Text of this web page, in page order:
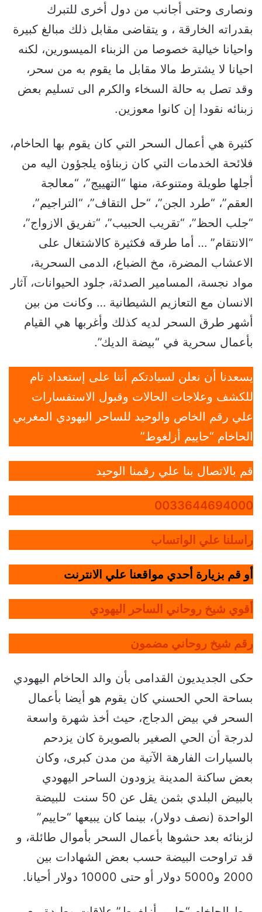
ونصارى وحتى أجانب من دول أخرى للتبرك
بقدراته الخارقة ، و يتقاضى مقابل ذلك مبالغ كبيرة
واحيانا خيالية خصوصا من الزبناء الميسورين، لكنه
احيانا لا يشترط مالا مقابل ما يقوم به من سحر،
وقد تصل به حالة السخاء والكرم الى تسليم بعض
زبنائه نقودا إن كانوا معوزين.
كثيرة هي أعمال السحر التي كان يقوم بها الحاخام،
فلائحة الخدمات التي كان زبناؤه يلجؤون اليه من
أجلها طويلة ومتنوعة، منها “التهييج”، “معالجة
العقم”، “طرد الجن”، “حل التقاف”، “التراجيم”،
“جلب الحظ”، “تقريب الحبيب”، “تفريق الازواج”،
“الانتقام” … أما طرقه فكثيرة كالاشتغال على
الاعشاب المضرة، مخ الضباع، الدمى السحرية،
مواد نجسة، المسامير الصدئة، جلود الحيوانات، آثار
الانسان مع التعازيم الشيطانية … وكانت من بين
أشهر طرق السحر لديه كذلك وأغربها هي القيام
بأعمال سحرية في “بيضة الديك”.
يسعدنا أن نعلن لسيادتكم أننا على إستعداد تام
للكشف وعلاجات الحالات وقبول الاستفسارات
علي رقم الخاص والوحيد للساحر اليهودي المغربي
الحاخام “حاييم أزلغوط”
قم بالاتصال بنا علي رقمنا الوحيد
0033644694000
راسلنا علي الواتساب
أو قم بزيارة أحدي مواقعنا علي الانترنت
أقوي شيخ روحاني الساحر اليهودي
رقم شيخ روحاني مضمون
حكى الجديديون القدامى بأن والد الحاخام اليهودي
بساحة الحي الحسني كان يقوم هو أيضا بأعمال
السحر في بيض الدجاج، حيث أخذ شهرة واسعة
لدرجة أن الحي الصغير بالصويرة كان يزدحم
بالسيارات الفارهة الآتية من مدن كبرى، وكان
بعض ساكنة المدينة يزودون الساحر اليهودي
بالبيض البلدي بثمن يقل عن 50 سنت للبيضة
الواحدة (نصف دولار)، بينما كان يبيعها “حاييم”
لزبنائه بعد حشوها بأعمال السحر بأموال طائلة، و
قد تراوحت البيضة حسب بعض الشهادات بين
2000 و5000 دولار أو حتى 10000 دولار أحيانا.